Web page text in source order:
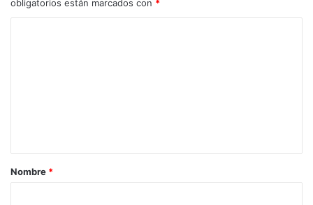
obligatorios están marcados con *
a
r
Nombre *